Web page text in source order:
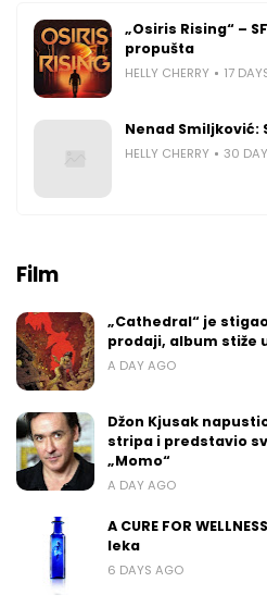
„Osiris Rising“ –
propušta
HELLY CHERRY 17
Nenad Smiljković:
HELLY CHERRY 30
Film
„Cathedral“ je
prodaji, album stiže
A DAY AGO
Džon Kjusak
stripa i predstavio
„Momo“
A DAY AGO
A CURE FOR
leka
6 DAYS AGO